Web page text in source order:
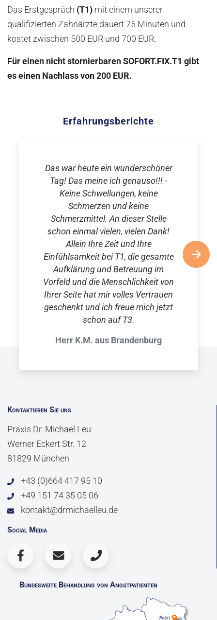
Das Erstgespräch (T1) mit einem unserer
qualifizierten Zahnärzte dauert 75 Minuten und
kostet zwischen 500 EUR und 700 EUR.
Für einen nicht stornierbaren SOFORT.FIX.T1 gibt
es einen Nachlass von 200 EUR.
Erfahrungsberichte
Das war heute ein wunderschöner
Tag! Das meine ich genauso!!! -
Keine Schwellungen, keine
Schmerzen und keine
Schmerzmittel. An dieser Stelle
schon einmal vielen, vielen Dank!
Allein Ihre Zeit und Ihre
Einfühlsamkeit bei T1, die gesamte
Aufklärung und Betreuung im
Vorfeld und die Menschlichkeit von
Ihrer Seite hat mir volles Vertrauen
geschenkt und ich freue mich jetzt
schon auf T3.
Herr K.M. aus Brandenburg
Kontaktieren Sie uns
Praxis Dr. Michael Leu
Werner Eckert Str. 12
81829 München
+43 (0)664 417 95 10
+49 151 74 35 05 06
kontakt@drmichaelleu.de
Social Media
Bundesweite Behandlung von Angstpatienten